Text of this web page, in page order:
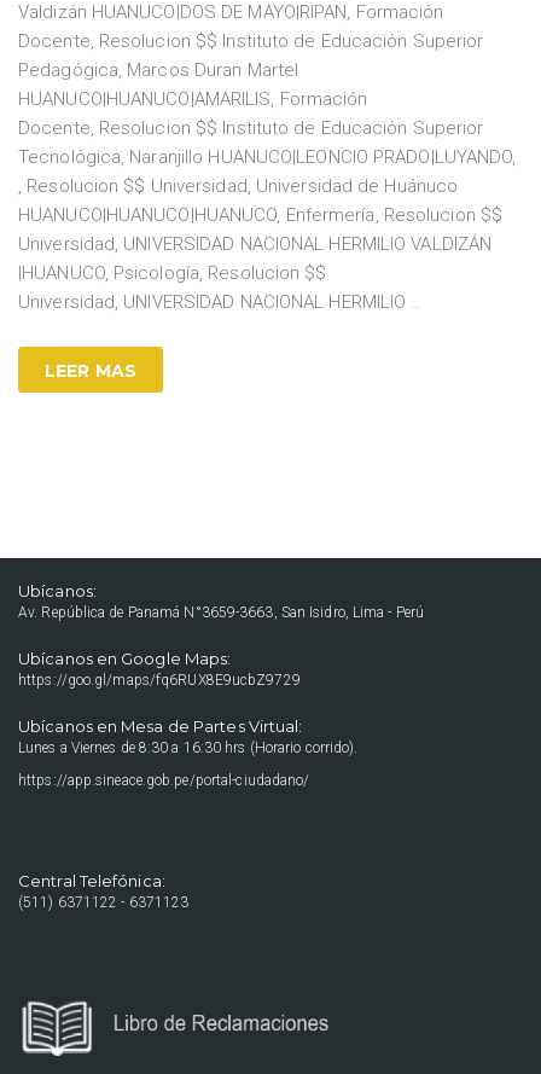
Valdizán HUANUCO|DOS DE MAYO|RIPAN, Formación
Docente, Resolucion $$ Instituto de Educación Superior
Pedagógica, Marcos Duran Martel
HUANUCO|HUANUCO|AMARILIS, Formación
Docente, Resolucion $$ Instituto de Educación Superior
Tecnológica, Naranjillo HUANUCO|LEONCIO PRADO|LUYANDO,
, Resolucion $$ Universidad, Universidad de Huánuco
HUANUCO|HUANUCO|HUANUCO, Enfermería, Resolucion $$
Universidad, UNIVERSIDAD NACIONAL HERMILIO VALDIZÁN
|HUANUCO, Psicología, Resolucion $$
Universidad, UNIVERSIDAD NACIONAL HERMILIO …
LEER MAS
Ubícanos:
Av. República de Panamá N°3659-3663, San Isidro, Lima - Perú
Ubícanos en Google Maps:
https://goo.gl/maps/fq6RUX8E9ucbZ9729
Ubícanos en Mesa de Partes Virtual:
Lunes a Viernes de 8:30 a 16:30 hrs (Horario corrido).
https://app.sineace.gob.pe/portal-ciudadano/
Central Telefónica:
(511) 6371122 - 6371123